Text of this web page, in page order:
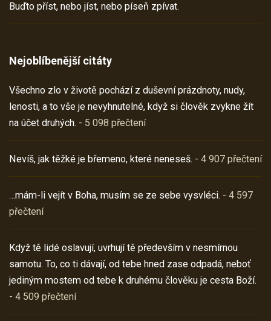
Buďto příst, nebo jíst, nebo píseň zpívat.
Nejoblíbenější citáty
Všechno zlo v životě pochází z duševní prázdnoty, nudy,
lenosti, a to vše je nevyhnutelné, když si člověk zvykne žít
na účet druhých. - 5 098 přečtení
Nevíš, jak těžké je břemeno, které neneseš. - 4 907 přečtení
…mám-li vejít v Boha, musím se ze sebe vysvléci. - 4 597
přečtení
Když tě lidé oslavují, uvrhují tě především v nesmírnou
samotu. To, co ti dávají, od tebe hned zase odpadá, neboť
jediným mostem od tebe k druhému člověku je cesta Boží.
- 4 509 přečtení